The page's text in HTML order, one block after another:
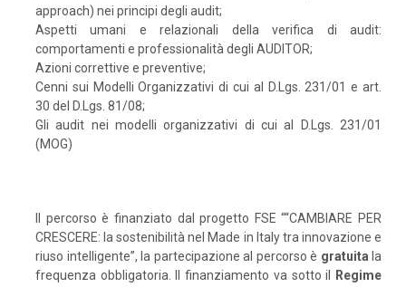
approach) nei principi degli audit;
Aspetti umani e relazionali della verifica di audit:
comportamenti e professionalità degli AUDITOR;
Azioni correttive e preventive;
Cenni sui Modelli Organizzativi di cui al D.Lgs. 231/01 e art.
30 del D.Lgs. 81/08;
Gli audit nei modelli organizzativi di cui al D.Lgs. 231/01
(MOG)
Il percorso è finanziato dal progetto FSE ““CAMBIARE PER
CRESCERE: la sostenibilità nel Made in Italy tra innovazione e
riuso intelligente”, la partecipazione al percorso è gratuita la
frequenza obbligatoria. Il finanziamento va sotto il
Regime